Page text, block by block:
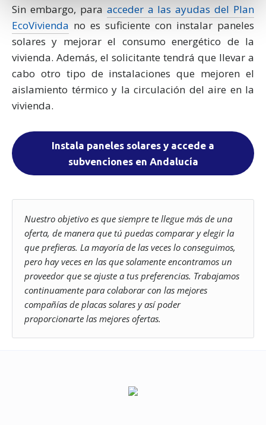
datos personales y establezca sus preferencias en la
sección de datos . Puede cambiar o retirar su
consentimiento en cualquier momento en la Declaración
de cookies.
Nettbureau utiliza cookies propias y de terceros con fines
analíticos y para mostrarte publicidad relacionada con tus
preferencias.
necesarias, pulsa
algunos tipos de cookies y pulsar "Permitir la selección" para
aceptarlos. Visita nuestraPolítica de Cookies.
Sin embargo, para acceder a las ayudas del Plan
EcoVivienda no es suficiente con instalar paneles
solares y mejorar el consumo energético de la
vivienda. Además, el solicitante tendrá que llevar a
cabo otro tipo de instalaciones que mejoren el
aislamiento térmico y la circulación del aire en la
vivienda.
Instala paneles solares y accede a
subvenciones en Andalucía
Nuestro objetivo es que siempre te llegue más de una
oferta, de manera que tú puedas comparar y elegir la
que prefieras. La mayoría de las veces lo conseguimos,
pero hay veces en las que solamente encontramos un
proveedor que se ajuste a tus preferencias. Trabajamos
continuamente para colaborar con las mejores
compañías de placas solares y así poder
proporcionarte las mejores ofertas.